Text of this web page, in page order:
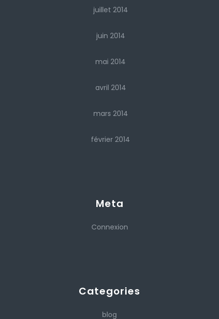
juillet 2014
juin 2014
mai 2014
avril 2014
mars 2014
février 2014
Meta
Connexion
Categories
blog